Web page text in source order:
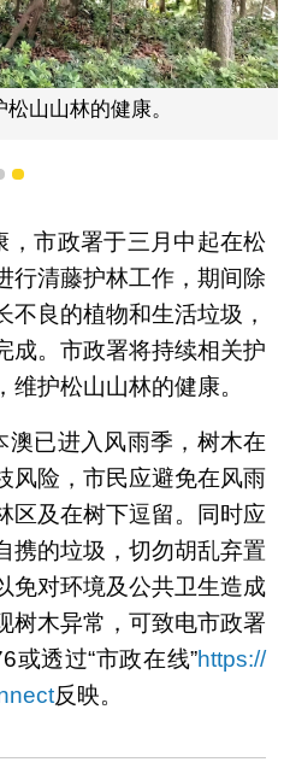
山山林的健康。
1 2
，市政署于三月中起在松
行清藤护林工作，期间除
良的植物和生活垃圾，
成。市政署将持续相关护
护松山山林的健康。
澳已进入风雨季，树木在
风险，市民应避免在风雨
区及在树下逗留。同时应
携的垃圾，切勿胡乱弃置
免对环境及公共卫生造成
树木异常，可致电市政署
或透过“市政在线”https://
反映。